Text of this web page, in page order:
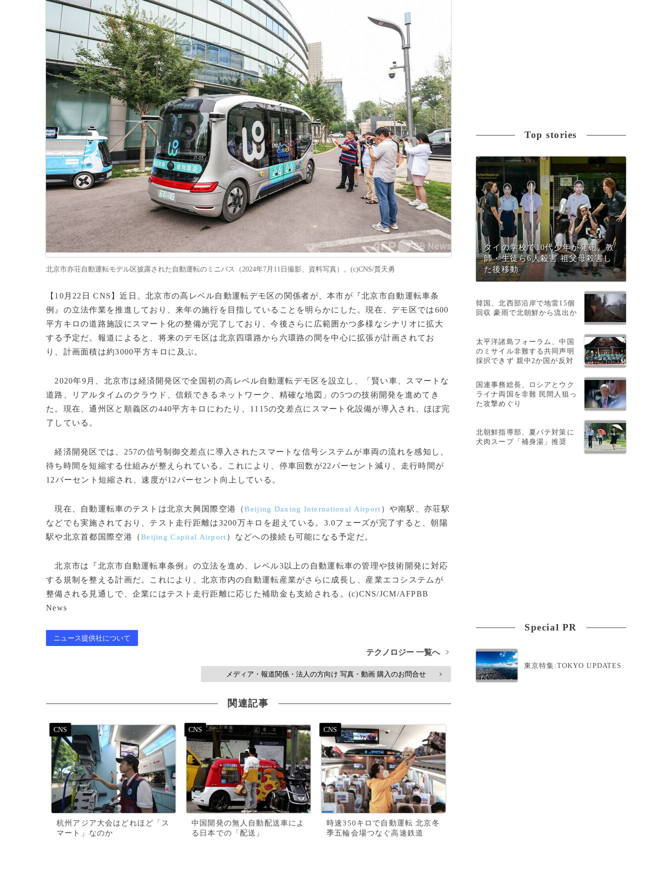
北京市亦荘自動運転モデル区披露された自動運転のミニバス（2024年7月11日撮影、資料写真）。(c)CNS/賈天勇
【10月22日 CNS】近日、北京市の高レベル自動運転デモ区の関係者が、本市が『北京市自動運転車条
例』の立法作業を推進しており、来年の施行を目指していることを明らかにした。現在、デモ区では600
平方キロの道路施設にスマート化の整備が完了しており、今後さらに広範囲かつ多様なシナリオに拡大
する予定だ。報道によると、将来のデモ区は北京四環路から六環路の間を中心に拡張が計画されてお
り、計画面積は約3000平方キロに及ぶ。
2020年9月、北京市は経済開発区で全国初の高レベル自動運転デモ区を設立し、「賢い車、スマートな
道路、リアルタイムのクラウド、信頼できるネットワーク、精確な地図」の5つの技術開発を進めてき
た。現在、通州区と順義区の440平方キロにわたり、1115の交差点にスマート化設備が導入され、ほぼ完
了している。
経済開発区では、257の信号制御交差点に導入されたスマートな信号システムが車両の流れを感知し、
待ち時間を短縮する仕組みが整えられている。これにより、停車回数が22パーセント減り、走行時間が
12パーセント短縮され、速度が12パーセント向上している。
現在、自動運転車のテストは北京大興国際空港（Beijing Daxing International Airport ）や南駅、亦荘駅
などでも実施されており、テスト走行距離は3200万キロを超えている。3.0フェーズが完了すると、朝陽
駅や北京首都国際空港（Beijing Capital Airport ）などへの接続も可能になる予定だ。
北京市は『北京市自動運転車条例』の立法を進め、レベル3以上の自動運転車の管理や技術開発に対応
する規制を整える計画だ。これにより、北京市内の自動運転産業がさらに成長し、産業エコシステムが
整備される見通しで、企業にはテスト走行距離に応じた補助金も支給される。(c)CNS/JCM/AFPBB
News
ニュース提供社について
テクノロジー 一覧へ >
メディア・報道関係・法人の方向け 写真・動画 購入のお問合せ >
関連記事
杭州アジア大会はどれほど「ス
マート」なのか
中国開発の無人自動配送車によ
る日本での「配送」
時速350キロで自動運転 北京冬
季五輪会場つなぐ高速鉄道
Top stories
タイの学校で10代少年が発砲、教
師・生徒ら6人殺害 祖父母殺害し
た後移動
韓国、北西部沿岸で地雷15個
回収 豪雨で北朝鮮から流出か
太平洋諸島フォーラム、中国
のミサイル非難する共同声明
採択できず 親中2か国が反対
国連事務総長、ロシアとウク
ライナ両国を非難 民間人狙っ
た攻撃めぐり
北朝鮮指導部、夏バテ対策に
犬肉スープ「補身湯」推奨
Special PR
東京特集:TOKYO UPDATES